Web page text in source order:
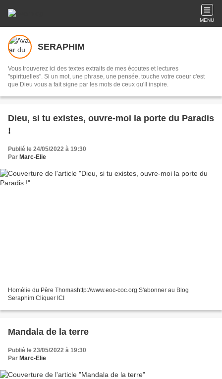
MENU
SERAPHIM
Vous trouverez ici des textes extraits de mes écoutes et lectures
"spirituelles". Si un mot, une phrase, une pensée, touche votre coeur c'est
que Dieu vous a fait signe par les mots de ceux qu'Il inspire.
Dieu, si tu existes, ouvre-moi la porte du Paradis
!
Publié le 24/05/2022 à 19:30
Par Marc-Elie
Homélie du Père Thomashttp://www.eoc-coc.org S'abonner au Blog
Seraphim Cliquer ICI
Mandala de la terre
Publié le 23/05/2022 à 19:30
Par Marc-Elie